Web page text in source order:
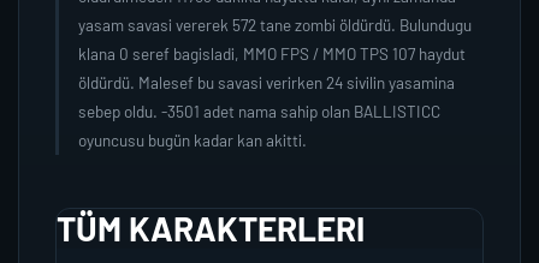
yasam savasi vererek 572 tane zombi öldürdü. Bulundugu
klana 0 seref bagisladi, MMO FPS / MMO TPS 107 haydut
öldürdü. Malesef bu savasi verirken 24 sivilin yasamina
sebep oldu. -3501 adet nama sahip olan BALLISTICC
oyuncusu bugün kadar kan akitti.
TÜM KARAKTERLERI